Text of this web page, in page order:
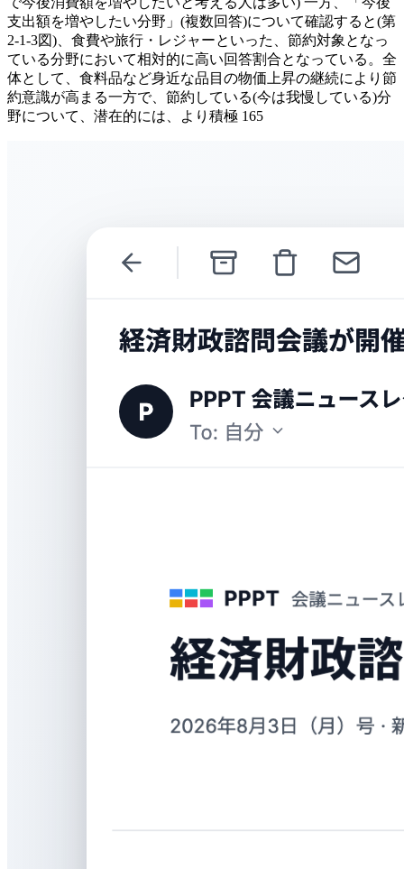
支出額を増やしたい分野」(複数回答)について確認すると(第
2-1-3図)、食費や旅行・レジャーといった、節約対象となっ
ている分野において相対的に高い回答割合となっている。全
体として、食料品など身近な品目の物価上昇の継続により節
約意識が高まる一方で、節約している(今は我慢している)分
野について、潜在的には、より積極 165